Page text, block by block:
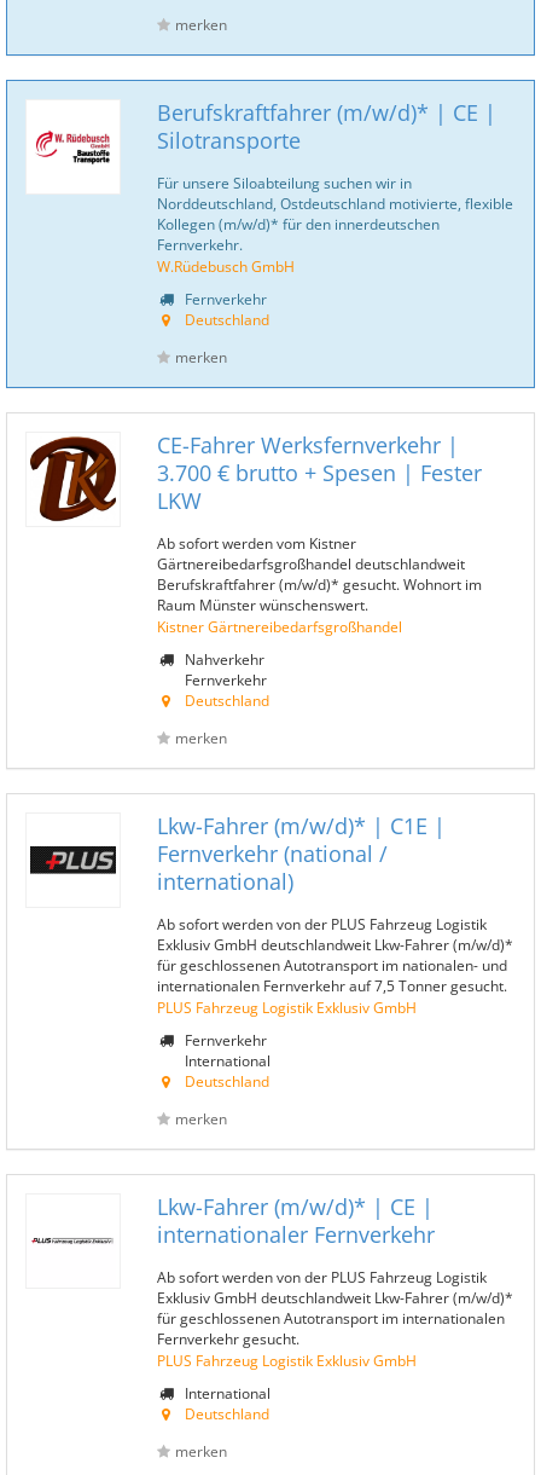
merken
Berufskraftfahrer (m/w/d)* | CE |
Silotransporte
Für unsere Siloabteilung suchen wir in
Norddeutschland, Ostdeutschland motivierte, flexible
Kollegen (m/w/d)* für den innerdeutschen
Fernverkehr.
W.Rüdebusch GmbH
Fernverkehr
Deutschland
merken
CE-Fahrer Werksfernverkehr |
3.700 € brutto + Spesen | Fester
LKW
Ab sofort werden vom Kistner
Gärtnereibedarfsgroßhandel deutschlandweit
Berufskraftfahrer (m/w/d)* gesucht. Wohnort im
Raum Münster wünschenswert.
Kistner Gärtnereibedarfsgroßhandel
Nahverkehr
Fernverkehr
Deutschland
merken
Lkw-Fahrer (m/w/d)* | C1E |
Fernverkehr (national /
international)
Ab sofort werden von der PLUS Fahrzeug Logistik
Exklusiv GmbH deutschlandweit Lkw-Fahrer (m/w/d)*
für geschlossenen Autotransport im nationalen- und
internationalen Fernverkehr auf 7,5 Tonner gesucht.
PLUS Fahrzeug Logistik Exklusiv GmbH
Fernverkehr
International
Deutschland
merken
Lkw-Fahrer (m/w/d)* | CE |
internationaler Fernverkehr
Ab sofort werden von der PLUS Fahrzeug Logistik
Exklusiv GmbH deutschlandweit Lkw-Fahrer (m/w/d)*
für geschlossenen Autotransport im internationalen
Fernverkehr gesucht.
PLUS Fahrzeug Logistik Exklusiv GmbH
International
Deutschland
merken